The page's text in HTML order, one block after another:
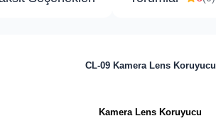
CL-09 Kamera Lens Koruyucu
Kamera Lens Koruyucu